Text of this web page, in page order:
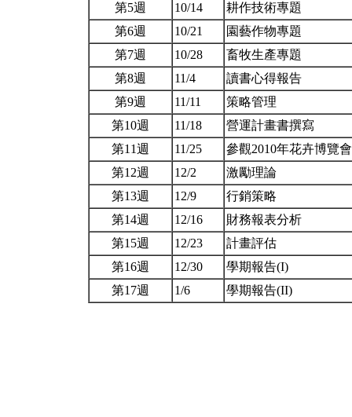
第5週
10/14
耕作技術專題
第6週
10/21
園藝作物專題
第7週
10/28
畜牧生產專題
第8週
11/4
讀書心得報告
第9週
11/11
策略管理
第10週
11/18
營運計畫書撰寫
第11週
11/25
參觀2010年花卉博覽
第12週
12/2
激勵理論
第13週
12/9
行銷策略
第14週
12/16
財務報表分析
第15週
12/23
計畫評估
第16週
12/30
學期報告(I)
第17週
1/6 學期報告(II)